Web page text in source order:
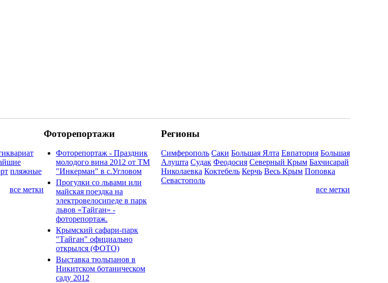
пляжные
все метки
Фоторепортажи
Фоторепортаж - Праздник
молодого вина 2012 от ТМ
"Инкерман" в с.Угловом
Прогулки cо львами или
майская поездка на
электровелосипеде в парк
львов «Тайган» -
фоторепортаж.
Крымский сафари-парк
"Тайган" официально
открылся (ФОТО)
Выставка тюльпанов в
Никитском ботаническом
саду 2012
Регионы
Симферополь Саки Большая Ялта Евпатория Большая
Алушта Судак Феодосия Северный Крым Бахчисарай
Николаевка Коктебель Керчь Весь Крым Поповка
Севастополь
все метки